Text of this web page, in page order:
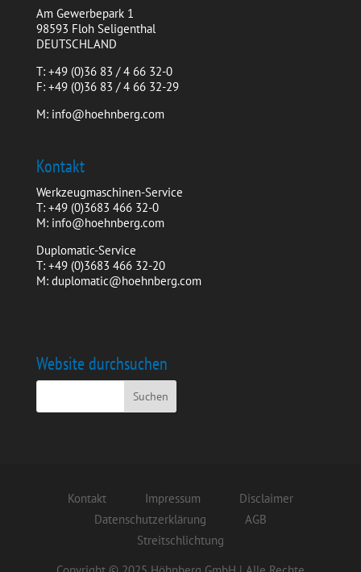
Am Gewerbepark 1
98593 Floh Seligenthal
DEUTSCHLAND
T: +49 (0)36 83 / 4 66 32-0
F: +49 (0)36 83 / 4 66 32-29
M: info@hoehnberg.com
Kontakt
Werkzeugmaschinen-Service
T: +49 (0)3683 466 32-0
M: info@hoehnberg.com
Duplomatic-Service
T: +49 (0)3683 466 32-20
M: duplomatic@hoehnberg.com
Website durchsuchen
Kontakt Impressum
Disclaimer
Datenschutzerklärung
AGB
Streitschlichtung